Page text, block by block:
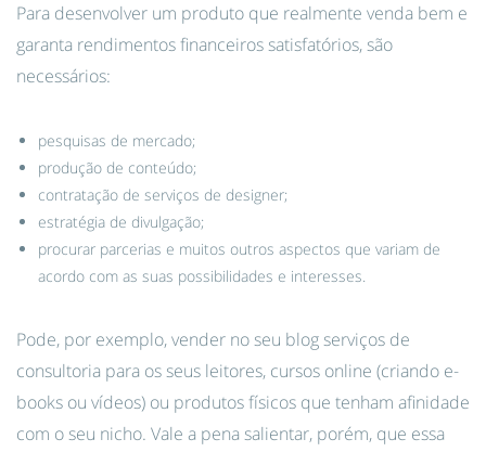
Para desenvolver um produto que realmente venda bem e
garanta rendimentos financeiros satisfatórios, são
necessários:
pesquisas de mercado;
produção de conteúdo;
contratação de serviços de designer;
estratégia de divulgação;
procurar parcerias e muitos outros aspectos que variam de
acordo com as suas possibilidades e interesses.
Pode, por exemplo, vender no seu blog serviços de
consultoria para os seus leitores, cursos online (criando e-
books ou vídeos) ou produtos físicos que tenham afinidade
com o seu nicho. Vale a pena salientar, porém, que essa